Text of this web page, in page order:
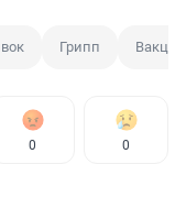
Грипп
0 0